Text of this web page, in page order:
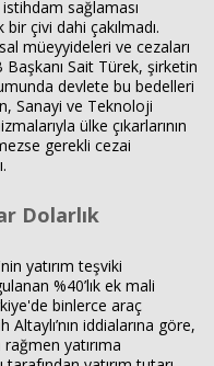
sağlaması
çivi dahi çakılmadı.
müeyyideleri ve cezaları
Başkanı Sait Türek, şirketin
devlete bu bedelleri
Sanayi ve Teknoloji
ülke çıkarlarının
gerekli cezai
Dolarlık
yatırım teşviki
%40’lık ek mali
binlerce araç
iddialarına göre,
yatırıma